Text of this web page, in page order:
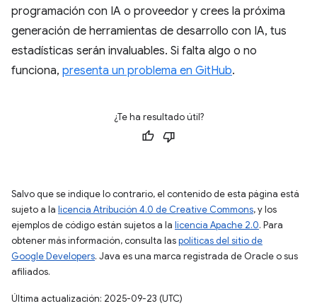
programación con IA o proveedor y crees la próxima
generación de herramientas de desarrollo con IA, tus
estadísticas serán invaluables. Si falta algo o no
funciona, presenta un problema en GitHub.
¿Te ha resultado útil?
Salvo que se indique lo contrario, el contenido de esta página está
sujeto a la licencia Atribución 4.0 de Creative Commons, y los
ejemplos de código están sujetos a la licencia Apache 2.0. Para
obtener más información, consulta laspolíticas del sitio de
Google Developers. Java es una marca registrada de Oracle o sus
afiliados.
Última actualización: 2025-09-23 (UTC)